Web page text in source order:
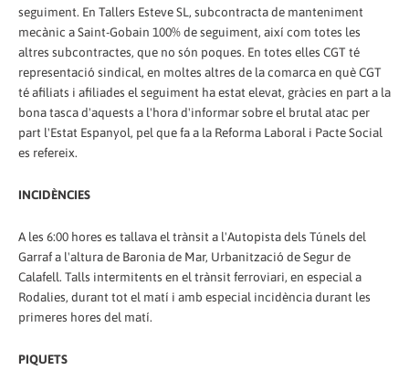
seguiment. En Tallers Esteve SL, subcontracta de manteniment
mecànic a Saint-Gobain 100% de seguiment, així com totes les
altres subcontractes, que no són poques. En totes elles CGT té
representació sindical, en moltes altres de la comarca en què CGT
té afiliats i afiliades el seguiment ha estat elevat, gràcies en part a la
bona tasca d'aquests a l'hora d'informar sobre el brutal atac per
part l'Estat Espanyol, pel que fa a la Reforma Laboral i Pacte Social
es refereix.
INCIDÈNCIES
A les 6:00 hores es tallava el trànsit a l'Autopista dels Túnels del
Garraf a l'altura de Baronia de Mar, Urbanització de Segur de
Calafell. Talls intermitents en el trànsit ferroviari, en especial a
Rodalies, durant tot el matí i amb especial incidència durant les
primeres hores del matí.
PIQUETS